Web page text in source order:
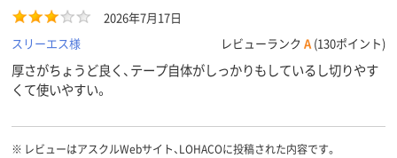
2026年7月17日
スリーエス様
レビューランク A (130ポイント)
厚さがちょうど良く、テープ自体がしっかりもしているし切りやす
くて使いやすい。
※ レビューはアスクルWebサイト、LOHACOに投稿された内容です。